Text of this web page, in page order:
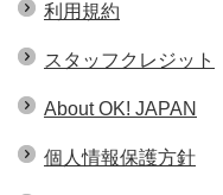
利用規約
スタッフクレジット
About OK! JAPAN
個人情報保護方針